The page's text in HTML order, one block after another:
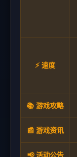
⚡ 速度
📚 游戏攻略
📰 游戏资讯
📢 活动公告